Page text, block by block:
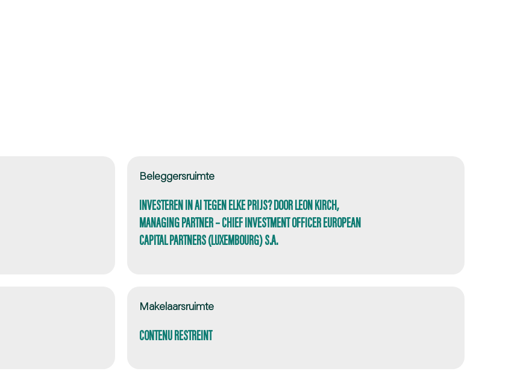
Beleggersruimte
INVESTEREN IN AI TEGEN ELKE PRIJS? DOOR LEON KIRCH,
MANAGING PARTNER – CHIEF INVESTMENT OFFICER EUROPEAN
CAPITAL PARTNERS (LUXEMBOURG) S.A.
Makelaarsruimte
CONTENU RESTREINT